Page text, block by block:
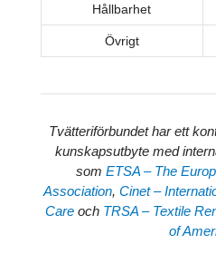
Hållbarhet
Övrigt
Tvätteriförbundet har ett
kunskapsutbyte med
somETSA – The
Association,Cinet –
Careoch TRSA – Textile
of